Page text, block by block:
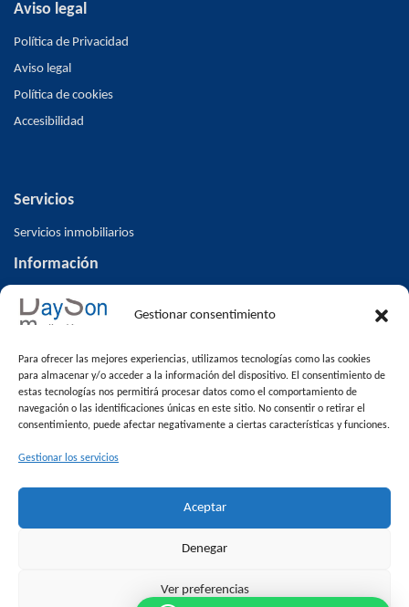
Gestionar consentimiento
Para ofrecer las mejores experiencias, utilizamos tecnologías como las cookies
para almacenar y/o acceder a la información del dispositivo. El consentimiento de
estas tecnologías nos permitirá procesar datos como el comportamiento de
navegación o las identificaciones únicas en este sitio. No consentir o retirar el
consentimiento, puede afectar negativamente a ciertas características y funciones.
Gestionar los servicios
Aceptar
Denegar
Ver preferencias
Aviso legal
Política de Privacidad
Aviso legal
Política de cookies
Accesibilidad
Servicios
Servicios inmobiliarios
Información
Inicio
Inmuebles
Blog
Contacto
Venta de pisos en Alcalá la Real
Inmuebles
Destacada